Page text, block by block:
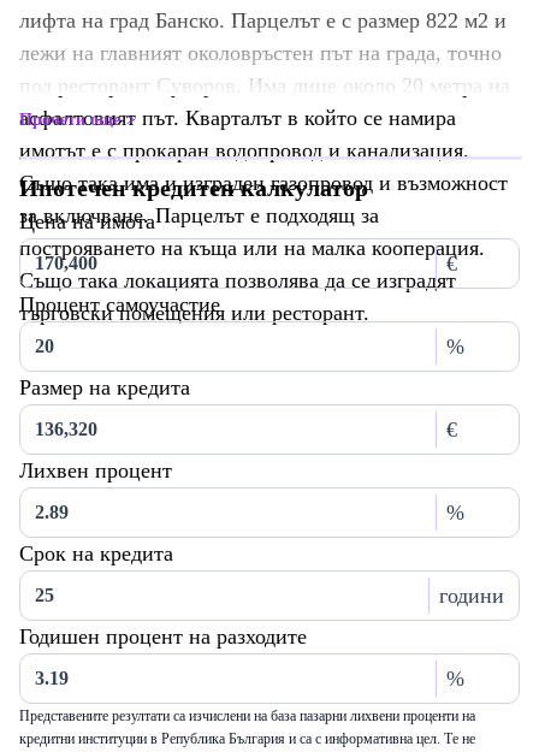
лифта на град Банско. Парцелът е с размер 822 м2 и
лежи на главният околовръстен път на града, точно
под ресторант Суворов. Има лице около 20 метра на
асфалтовият път. Кварталът в който се намира
имотът е с прокаран водопровод и канализация.
Също така има и изграден газопровод и възможност
за включване. Парцелът е подходящ за
построяването на къща или на малка кооперация.
Също така локацията позволява да се изградят
търговски помещения или ресторант.
Прочети още
Ипотечен кредитен калкулатор
Цена на имота
€
Процент самоучастие
%
Размер на кредита
€
Лихвен процент
%
Срок на кредита
години
Годишен процент на разходите
%
Представените резултати са изчислени на база пазарни лихвени проценти на
кредитни институции в Република България и са с информативна цел. Те не